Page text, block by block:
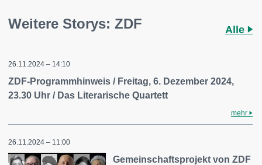
Weitere Storys: ZDF Alle
26.11.2024 – 14:10
ZDF-Programmhinweis / Freitag, 6. Dezember 2024,
23.30 Uhr / Das Literarische Quartett
mehr
26.11.2024 – 11:00
Gemeinschaftsprojekt von ZDF